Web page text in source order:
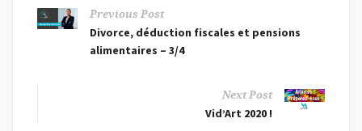
Previous Post
Divorce, déduction fiscales et pensions
alimentaires – 3/4
Next Post
Vid’Art 2020 !